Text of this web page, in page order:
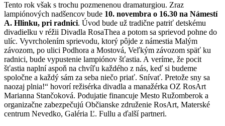
Tento rok však s trochu pozmenenou dramaturgiou. Zraz
lampiónových nadšencov bude 10. novembra o 16.30 na Námestí
A. Hlinku, pri radnici. Úvod bude už tradične patriť detskému
divadielku v réžii Divadla RosaThea a potom sa sprievod pohne do
ulíc. Vyvrcholením sprievodu, ktorý pôjde z námestia Malým
závozom, po ulici Podhora a Mostová, Veľkým závozom späť ku
radnici, bude vypustenie lampiónov šťastia. A veríme, že pocit
šťastia naplní aspoň na chvíľu každého z nás, keď si budeme
spoločne a každý sám za seba niečo priať. Snívať. Pretože sny sa
naozaj plnia!“ hovorí režisérka divadla a manažérka OZ RosArt
Marianna Stančoková. Podujatie financuje Mesto Ružomberok a
organizačne zabezpečujú Občianske združenie RosArt, Materské
centrum Nevedko, Galéria Ľ. Fullu a ďalší partneri.